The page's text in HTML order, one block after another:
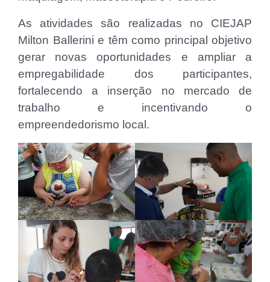
As atividades são realizadas no CIEJAP
Milton Ballerini e têm como principal objetivo
gerar novas oportunidades e ampliar a
empregabilidade dos participantes,
fortalecendo a inserção no mercado de
trabalho e incentivando o
empreendedorismo local.